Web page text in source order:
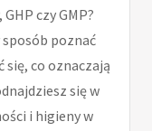
czy GMP?
poznać
co oznaczają
się w
i higieny w